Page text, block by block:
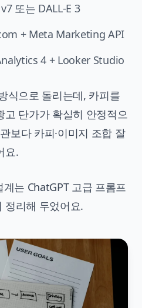
또는 DALL-E 3
+ Meta Marketing API
4 + Looker Studio
식으로 돌리는데, 카피를
고 단가가 확실히 안정적으
보다 카피·이미지 조합 잘
요.
계는 ChatGPT 고급 프롬프
정리해 두었어요.